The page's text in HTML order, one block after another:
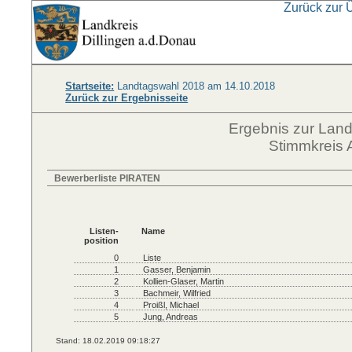
Zurück zur
Startseite: Landtagswahl 2018 am 14.10.2018
Zurück zur Ergebnisseite
Ergebnis zur
Stimmkreis
Bewerberliste PIRATEN
Listen-
position
Name
0
Liste
1
Gasser, Benjamin
2
Kollien-Glaser, Martin
3
Bachmeir, Wilfried
4
Proißl, Michael
5
Jung, Andreas
Stand: 18.02.2019 09:18:27